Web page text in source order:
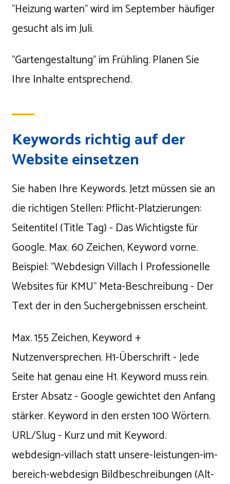
"Heizung warten" wird im September häufiger
gesucht als im Juli.
"Gartengestaltung" im Frühling. Planen Sie
Ihre Inhalte entsprechend.
Keywords richtig auf der
Website einsetzen
Sie haben Ihre Keywords. Jetzt müssen sie an
die richtigen Stellen: Pflicht-Platzierungen:
Seitentitel (Title Tag) - Das Wichtigste für
Google. Max. 60 Zeichen, Keyword vorne.
Beispiel: "Webdesign Villach | Professionelle
Websites für KMU" Meta-Beschreibung - Der
Text der in den Suchergebnissen erscheint.
Max. 155 Zeichen, Keyword +
Nutzenversprechen. H1-Überschrift - Jede
Seite hat genau eine H1. Keyword muss rein.
Erster Absatz - Google gewichtet den Anfang
stärker. Keyword in den ersten 100 Wörtern.
URL/Slug - Kurz und mit Keyword.
webdesign-villach statt unsere-leistungen-im-
bereich-webdesign Bildbeschreibungen (Alt-